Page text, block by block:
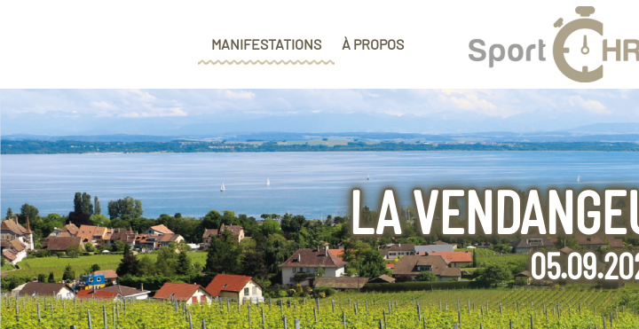
MANIFESTATIONS À PROPOS
LA